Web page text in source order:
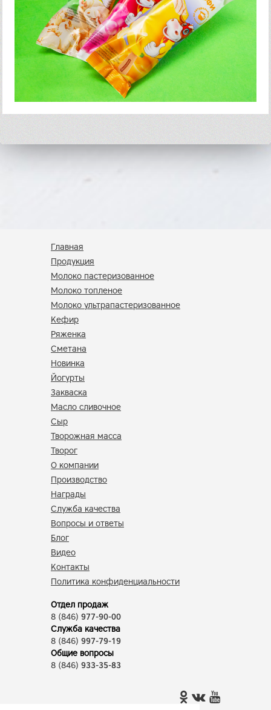
Главная
Продукция
Молоко пастеризованное
Молоко топленое
Молоко ультрапастеризованное
Кефир
Ряженка
Сметана
Новинка
Йогурты
Закваска
Масло сливочное
Сыр
Творожная масса
Творог
О компании
Производство
Награды
Служба качества
Вопросы и ответы
Блог
Видео
Контакты
Политика конфиденциальности
Отдел продаж
8 (846) 977-90-00
Служба качества
8 (846) 997-79-19
Общие вопросы
8 (846) 933-35-83